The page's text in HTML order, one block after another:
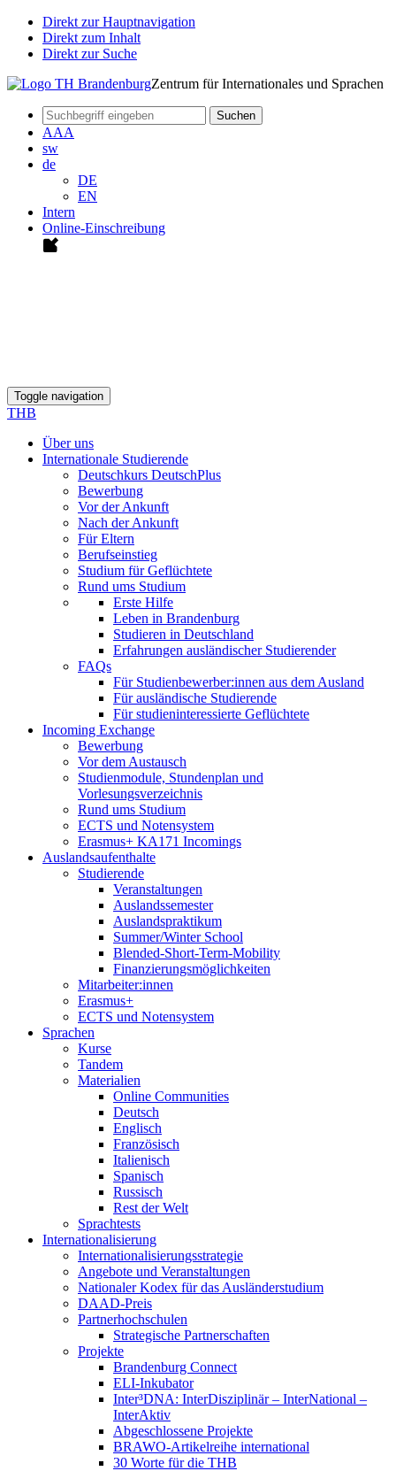
Direkt zur Hauptnavigation
Direkt zum Inhalt
Direkt zur Suche
Suchen
AAA
sw
de
DE
EN
Intern
Online-Einschreibung
Zentrum für Internationales und Sprachen
Toggle navigation
THB
Über uns
Internationale Studierende
Deutschkurs DeutschPlus
Bewerbung
Vor der Ankunft
Nach der Ankunft
Für Eltern
Berufseinstieg
Studium für Geflüchtete
Rund ums Studium
Erste Hilfe
Leben in Brandenburg
Studieren in Deutschland
Erfahrungen ausländischer Studierender
FAQs
Für Studienbewerber:innen aus dem Ausland
Für ausländische Studierende
Für studieninteressierte Geflüchtete
Incoming Exchange
Bewerbung
Vor dem Austausch
Studienmodule, Stundenplan und
Vorlesungsverzeichnis
Rund ums Studium
ECTS und Notensystem
Erasmus+ KA171 Incomings
Auslandsaufenthalte
Studierende
Veranstaltungen
Auslandssemester
Auslandspraktikum
Summer/Winter School
Blended-Short-Term-Mobility
Finanzierungsmöglichkeiten
Mitarbeiter:innen
Erasmus+
ECTS und Notensystem
Sprachen
Kurse
Tandem
Materialien
Online Communities
Deutsch
Englisch
Französisch
Italienisch
Spanisch
Russisch
Rest der Welt
Sprachtests
Internationalisierung
Internationalisierungsstrategie
Angebote und Veranstaltungen
Nationaler Kodex für das Ausländerstudium
DAAD-Preis
Partnerhochschulen
Strategische Partnerschaften
Projekte
Brandenburg Connect
ELI-Inkubator
Inter³DNA: InterDisziplinär – InterNational –
InterAktiv
Abgeschlossene Projekte
BRAWO-Artikelreihe international
30 Worte für die THB